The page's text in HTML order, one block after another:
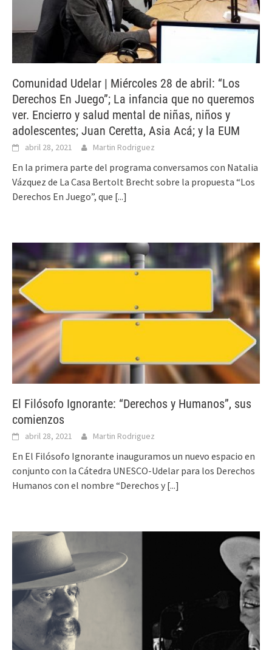
Comunidad Udelar | Miércoles 28 de abril: “Los
Derechos En Juego”; La infancia que no queremos
ver. Encierro y salud mental de niñas, niños y
adolescentes; Juan Ceretta, Asia Acá; y la EUM
abril 28, 2021 Martin Rodriguez
En la primera parte del programa conversamos con Natalia
Vázquez de La Casa Bertolt Brecht sobre la propuesta “Los
Derechos En Juego”, que [...]
El Filósofo Ignorante: “Derechos y Humanos”, sus
comienzos
abril 28, 2021 Martin Rodriguez
En El Filósofo Ignorante inauguramos un nuevo espacio en
conjunto con la Cátedra UNESCO-Udelar para los Derechos
Humanos con el nombre “Derechos y [...]